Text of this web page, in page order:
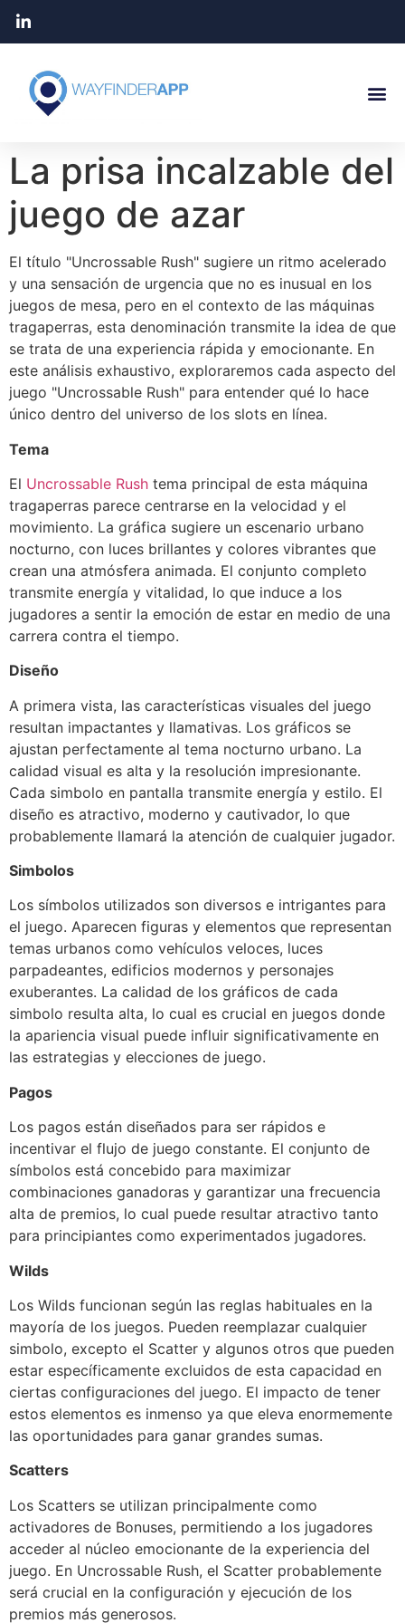
La prisa incalzable del
juego de azar
El título "Uncrossable Rush" sugiere un ritmo acelerado
y una sensación de urgencia que no es inusual en los
juegos de mesa, pero en el contexto de las máquinas
tragaperras, esta denominación transmite la idea de que
se trata de una experiencia rápida y emocionante. En
este análisis exhaustivo, exploraremos cada aspecto del
juego "Uncrossable Rush" para entender qué lo hace
único dentro del universo de los slots en línea.
Tema
El Uncrossable Rush tema principal de esta máquina
tragaperras parece centrarse en la velocidad y el
movimiento. La gráfica sugiere un escenario urbano
nocturno, con luces brillantes y colores vibrantes que
crean una atmósfera animada. El conjunto completo
transmite energía y vitalidad, lo que induce a los
jugadores a sentir la emoción de estar en medio de una
carrera contra el tiempo.
Diseño
A primera vista, las características visuales del juego
resultan impactantes y llamativas. Los gráficos se
ajustan perfectamente al tema nocturno urbano. La
calidad visual es alta y la resolución impresionante.
Cada simbolo en pantalla transmite energía y estilo. El
diseño es atractivo, moderno y cautivador, lo que
probablemente llamará la atención de cualquier jugador.
Simbolos
Los símbolos utilizados son diversos e intrigantes para
el juego. Aparecen figuras y elementos que representan
temas urbanos como vehículos veloces, luces
parpadeantes, edificios modernos y personajes
exuberantes. La calidad de los gráficos de cada
simbolo resulta alta, lo cual es crucial en juegos donde
la apariencia visual puede influir significativamente en
las estrategias y elecciones de juego.
Pagos
Los pagos están diseñados para ser rápidos e
incentivar el flujo de juego constante. El conjunto de
símbolos está concebido para maximizar
combinaciones ganadoras y garantizar una frecuencia
alta de premios, lo cual puede resultar atractivo tanto
para principiantes como experimentados jugadores.
Wilds
Los Wilds funcionan según las reglas habituales en la
mayoría de los juegos. Pueden reemplazar cualquier
simbolo, excepto el Scatter y algunos otros que pueden
estar específicamente excluidos de esta capacidad en
ciertas configuraciones del juego. El impacto de tener
estos elementos es inmenso ya que eleva enormemente
las oportunidades para ganar grandes sumas.
Scatters
Los Scatters se utilizan principalmente como
activadores de Bonuses, permitiendo a los jugadores
acceder al núcleo emocionante de la experiencia del
juego. En Uncrossable Rush, el Scatter probablemente
será crucial en la configuración y ejecución de los
premios más generosos.